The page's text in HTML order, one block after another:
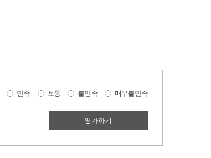
만족 보통 불만족 매우불만족